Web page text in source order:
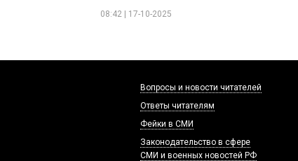
08:42 | 17-10-2025
Вопросы и новости читателей
Ответы читателям
Фейки в СМИ
Законодательство в сфере
СМИ и военных новостей РФ